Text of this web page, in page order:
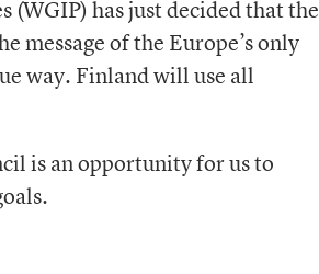
(WGIP) has just decided that the
message of the Europe’s only
way. Finland will use all
is an opportunity for us to